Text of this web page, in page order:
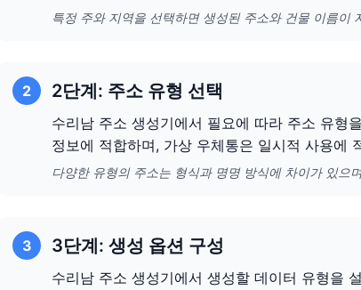
특정 주와 지역을 선택하면 생성된 주소와 건물 이름이
2 2단계: 주소 유형 선택
수리남 주소 생성기에서 필요에 따라 주소 유형
정보에 적합하며, 가상 우체통은 일시적 사용에
다양한 유형의 주소는 형식과 명명 방식에 차이가 있으
3 3단계: 생성 옵션 구성
수리남 주소 생성기에서 생성할 데이터 유형을